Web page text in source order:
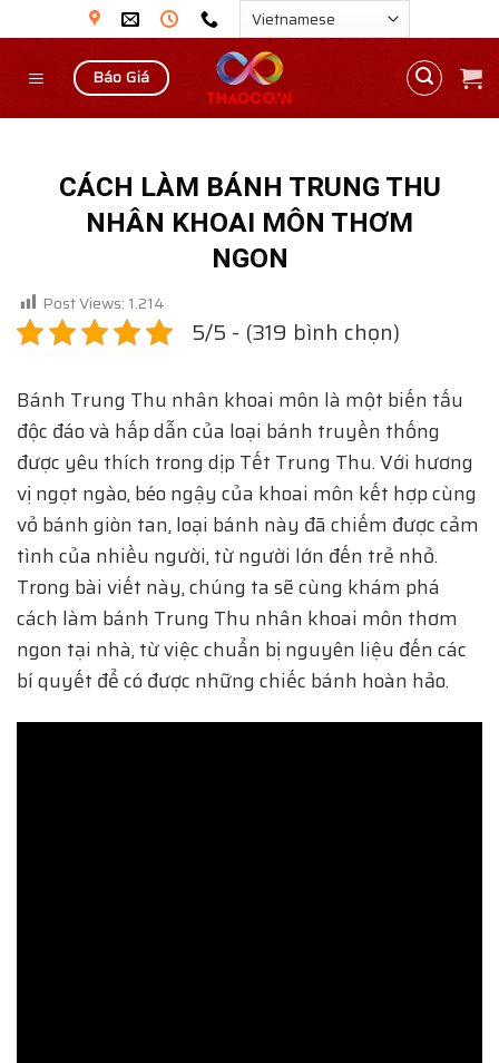
to
content
Báo Giá
CÁCH LÀM BÁNH TRUNG THU
NHÂN KHOAI MÔN THƠM
NGON
Post Views: 1.214
5/5 - (319 bình chọn)
Bánh Trung Thu nhân khoai môn là một biến tấu
độc đáo và hấp dẫn của loại bánh truyền thống
được yêu thích trong dịp Tết Trung Thu. Với hương
vị ngọt ngào, béo ngậy của khoai môn kết hợp cùng
vỏ bánh giòn tan, loại bánh này đã chiếm được cảm
tình của nhiều người, từ người lớn đến trẻ nhỏ.
Trong bài viết này, chúng ta sẽ cùng khám phá
cách làm bánh Trung Thu nhân khoai môn thơm
ngon tại nhà, từ việc chuẩn bị nguyên liệu đến các
bí quyết để có được những chiếc bánh hoàn hảo.